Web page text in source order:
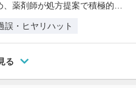
薬剤師が処方提案で積極的に
誤・ヒヤリハット
る